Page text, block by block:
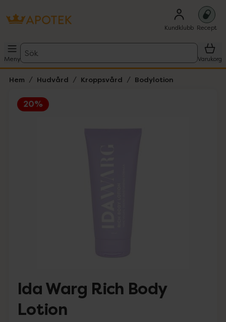
Kundklubb Recept
Meny
Sök
Varukorg
Hem Hudvård Kroppsvård Bodylotion
20%
Ida Warg Rich Body
Lotion